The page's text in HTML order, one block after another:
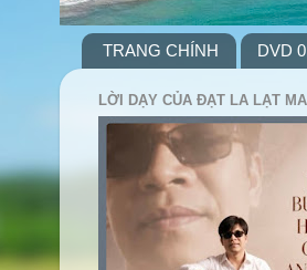
TRANG CHÍNH DVD
LỜI DẠY CỦA ĐẠT LA LẠT